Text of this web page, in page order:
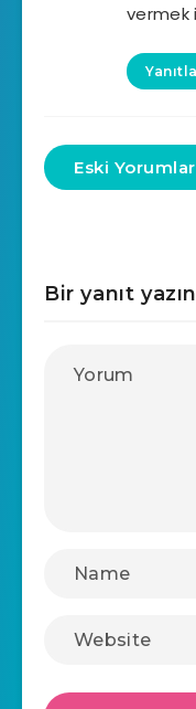
vermek
Yanıtla
Eski Yorumlar
Bir yanıt yazın